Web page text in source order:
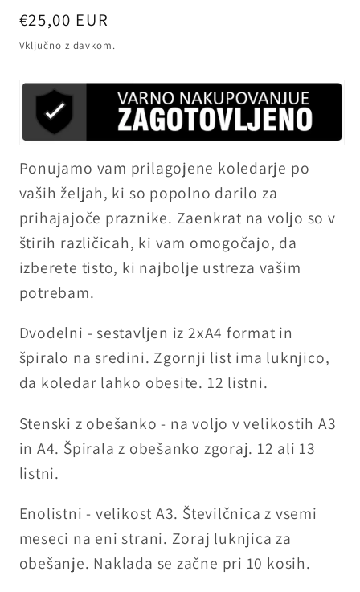
Redna
cena
€25,00 EUR
Vključno z davkom.
Ponujamo vam prilagojene koledarje po
vaših željah, ki so popolno darilo za
prihajajoče praznike. Zaenkrat na voljo so v
štirih različicah, ki vam omogočajo, da
izberete tisto, ki najbolje ustreza vašim
potrebam.
Dvodelni - sestavljen iz 2xA4 format in
špiralo na sredini. Zgornji list ima luknjico,
da koledar lahko obesite. 12 listni.
Stenski z obešanko - na voljo v velikostih A3
in A4. Špirala z obešanko zgoraj. 12 ali 13
listni.
Enolistni - velikost A3. Številčnica z vsemi
meseci na eni strani. Zoraj luknjica za
obešanje. Naklada se začne pri 10 kosih.